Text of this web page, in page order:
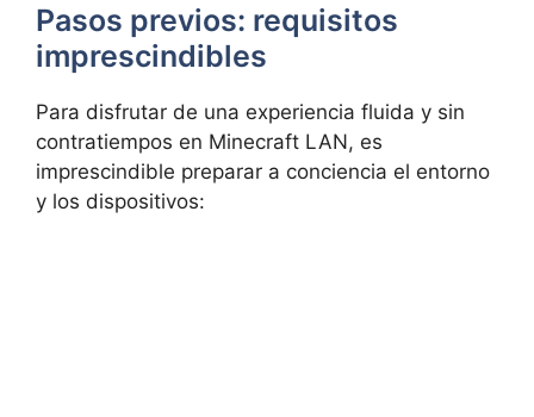
Pasos previos: requisitos
imprescindibles
Para disfrutar de una experiencia fluida y sin
contratiempos en Minecraft LAN, es
imprescindible preparar a conciencia el entorno
y los dispositivos: